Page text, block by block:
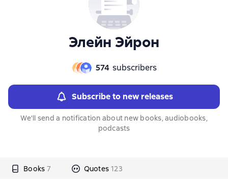
Элейн Эйрон
574 subscribers
Subscribe to new releases
We'll send a notification about new books, audiobooks,
podcasts
Books 7 Quotes 123